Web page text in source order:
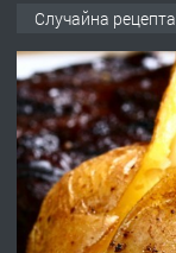
ПРЕДЛАГА
Случайна рецепта